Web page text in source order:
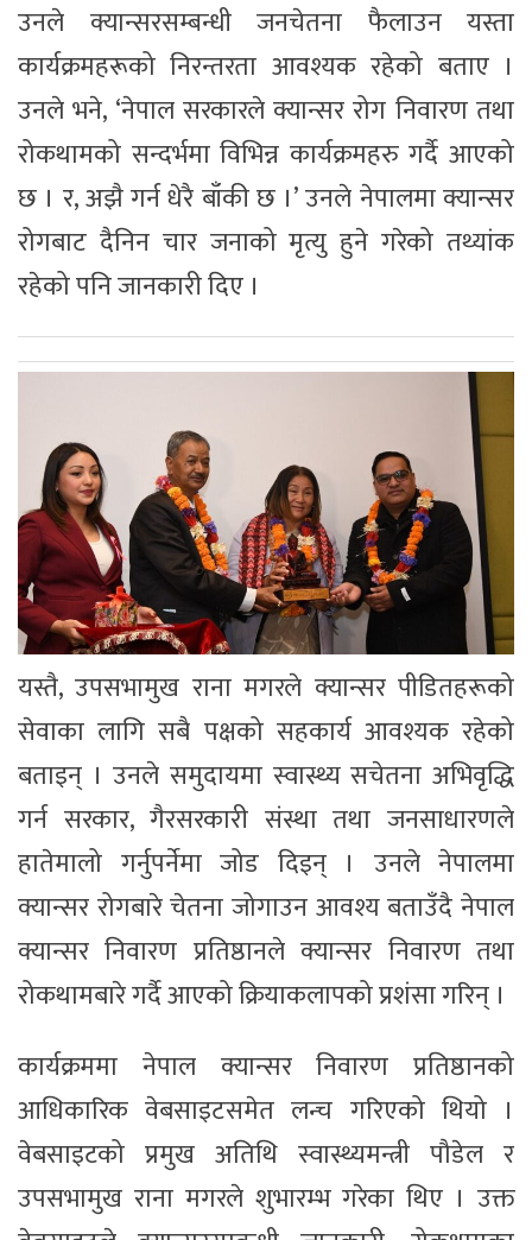
उनले क्यान्सरसम्बन्धी जनचेतना फैलाउन यस्ता
कार्यक्रमहरूको निरन्तरता आवश्यक रहेको बताए ।
उनले भने, ‘नेपाल सरकारले क्यान्सर रोग निवारण तथा
रोकथामको सन्दर्भमा विभिन्न कार्यक्रमहरु गर्दै आएको
छ । र, अझै गर्न धेरै बाँकी छ ।’ उनले नेपालमा क्यान्सर
रोगबाट दैनिन चार जनाको मृत्यु हुने गरेको तथ्यांक
रहेको पनि जानकारी दिए ।
यस्तै, उपसभामुख राना मगरले क्यान्सर पीडितहरूको
सेवाका लागि सबै पक्षको सहकार्य आवश्यक रहेको
बताइन् । उनले समुदायमा स्वास्थ्य सचेतना अभिवृद्धि
गर्न सरकार, गैरसरकारी संस्था तथा जनसाधारणले
हातेमालो गर्नुपर्नेमा जोड दिइन् । उनले नेपालमा
क्यान्सर रोगबारे चेतना जोगाउन आवश्य बताउँदै नेपाल
क्यान्सर निवारण प्रतिष्ठानले क्यान्सर निवारण तथा
रोकथामबारे गर्दै आएको क्रियाकलापको प्रशंसा गरिन् ।
कार्यक्रममा नेपाल क्यान्सर निवारण प्रतिष्ठानको
आधिकारिक वेबसाइटसमेत लन्च गरिएको थियो ।
वेबसाइटको प्रमुख अतिथि स्वास्थ्यमन्त्री पौडेल र
उपसभामुख राना मगरले शुभारम्भ गरेका थिए । उक्त